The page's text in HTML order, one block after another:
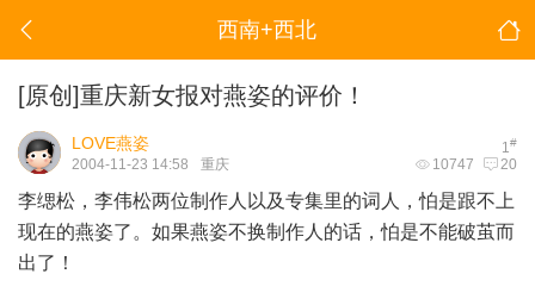
西南+西北
[原创]重庆新女报对燕姿的评价！
1#
LOVE燕姿
10747 20
2004-11-23 14:58 重庆
李缌松，李伟松两位制作人以及专集里的词人，怕是跟不上
现在的燕姿了。如果燕姿不换制作人的话，怕是不能破茧而
出了！